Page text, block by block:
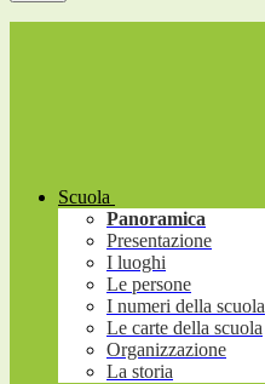
Scuola
Panoramica
Presentazione
I luoghi
Le persone
I numeri della scuola
Le carte della scuola
Organizzazione
La storia